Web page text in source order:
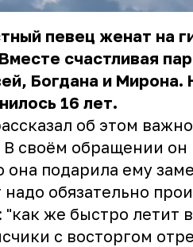
певец женат на
счастливая
Богдана и Мирона.
16 лет.
об этом
В своём обращении он
она подарила ему
надо обязательно
"как же быстро летит
с восторгом